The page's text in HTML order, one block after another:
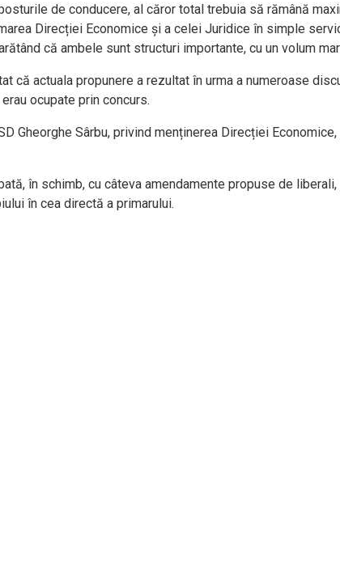
de conducere, al căror total trebuia să rămână
Direcției Economice și a celei Juridice în simple
că ambele sunt structuri importante, cu un volum
că actuala propunere a rezultat în urma a numeroase
ocupate prin concurs.
Gheorghe Sârbu, privind menținerea Direcției
în schimb, cu câteva amendamente propuse de
în cea directă a primarului.